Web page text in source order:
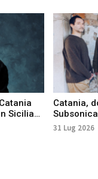
Sicilia
Catania,
Bellini
31 Lug 2026